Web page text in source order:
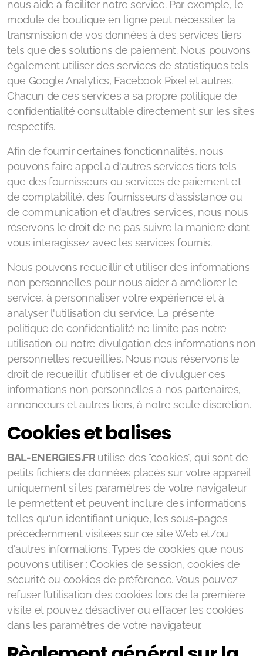
nous aide à faciliter notre service. Par exemple, le
module de boutique en ligne peut nécessiter la
transmission de vos données à des services tiers
tels que des solutions de paiement. Nous pouvons
également utiliser des services de statistiques tels
que Google Analytics, Facebook Pixel et autres.
Chacun de ces services a sa propre politique de
confidentialité consultable directement sur les sites
respectifs.
Afin de fournir certaines fonctionnalités, nous
pouvons faire appel à d'autres services tiers tels
que des fournisseurs ou services de paiement et
de comptabilité, des fournisseurs d'assistance ou
de communication et d'autres services, nous nous
réservons le droit de ne pas suivre la manière dont
vous interagissez avec les services fournis.
Nous pouvons recueillir et utiliser des informations
non personnelles pour nous aider à améliorer le
service, à personnaliser votre expérience et à
analyser l'utilisation du service. La présente
politique de confidentialité ne limite pas notre
utilisation ou notre divulgation des informations non
personnelles recueillies. Nous nous réservons le
droit de recueillir, d'utiliser et de divulguer ces
informations non personnelles à nos partenaires,
annonceurs et autres tiers, à notre seule discrétion.
Cookies et balises
BAL-ENERGIES.FR utilise des "cookies", qui sont de
petits fichiers de données placés sur votre appareil
uniquement si les paramètres de votre navigateur
le permettent et peuvent inclure des informations
telles qu'un identifiant unique, les sous-pages
précédemment visitées sur ce site Web et/ou
d'autres informations. Types de cookies que nous
pouvons utiliser : Cookies de session, cookies de
sécurité ou cookies de préférence. Vous pouvez
refuser l’utilisation des cookies lors de la première
visite et pouvez désactiver ou effacer les cookies
dans les paramètres de votre navigateur.